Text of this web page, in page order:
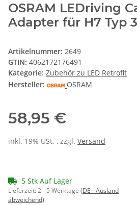
OSRAM LEDriving
Adapter für H7 Typ 3
Artikelnummer: 2649
GTIN: 4062172176491
Kategorie: Zubehör zu LED Retrofit
Hersteller:
OSRAM
58,95 €
inkl. 19% USt. , zzgl. Versand
5 Stk Auf Lager
Lieferzeit:2 - 5 Werktage (DE - Ausland
abweichend)